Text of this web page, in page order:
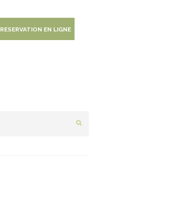
RESERVATION EN LIGNE